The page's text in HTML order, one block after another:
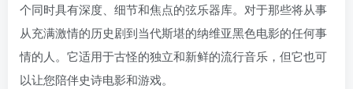
个同时具有深度、细节和焦点的弦乐器库。对于那些将从事
从充满激情的历史剧到当代斯堪的纳维亚黑色电影的任何事
情的人。它适用于古怪的独立和新鲜的流行音乐，但它也可
以让您陪伴史诗电影和游戏。